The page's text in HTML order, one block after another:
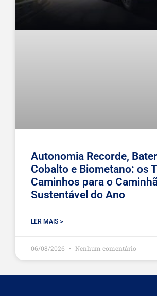
Autonomia Recorde,
Cobalto e Biometano: os
Caminhos para o
Sustentável do Ano
LER MAIS >
06/08/2026 Nenhum comentário